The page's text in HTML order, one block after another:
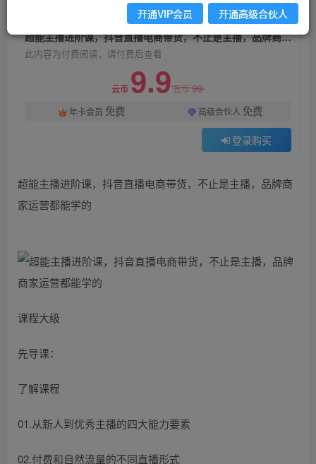
超能主播进阶课，抖音直播电商带货，不止是主播，品牌商家运营都能学的
此内容为付费阅读，请付费后查看
云币 9.9云币99
年卡会员 免费 高级合伙人 免费
登录购买
超能主播进阶课，抖音直播电商带货，不止是主播，品牌商
家运营都能学的
课程大级
先导课：
了解课程
01.从新人到优秀主播的四大能力要素
02.付费和自然流量的不同直播形式
开通VIP会员 开通高级合伙人